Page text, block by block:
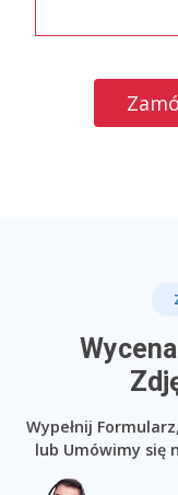
Wypełnij
lub Umówimy się